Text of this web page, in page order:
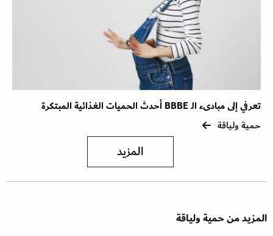
تعرفي إلى مبادىء الـ BBBE أحدث الحميات الغذائية المبتكرة
حمية ولياقة
المزيد
المزيد من حمية ولياقة